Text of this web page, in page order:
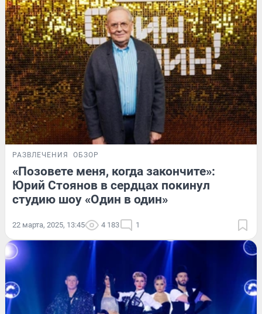
РАЗВЛЕЧЕНИЯ ОБЗОР
«Позовете меня, когда закончите»:
Юрий Стоянов в сердцах покинул
студию шоу «Один в один»
22 марта, 2025, 13:45 4 183 1